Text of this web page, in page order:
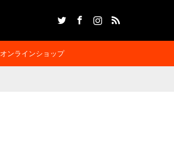
オンラインショップ